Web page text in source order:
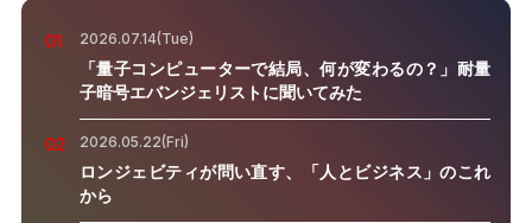
01 2026.07.14(Tue)
「量子コンピューターで結局、何が変わるの？」耐量
子暗号エバンジェリストに聞いてみた
02 2026.05.22(Fri)
ロンジェビティが問い直す、「人とビジネス」のこれ
から